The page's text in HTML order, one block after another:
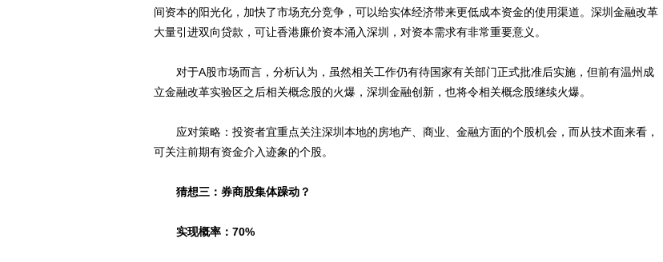
间资本的阳光化，加快了市场充分竞争，可以给实体经济带来更低成本资金的使用渠道。深圳金融改革
大量引进双向贷款，可让香港廉价资本涌入深圳，对资本需求有非常重要意义。
对于A股市场而言，分析认为，虽然相关工作仍有待国家有关部门正式批准后实施，但前有温州成
立金融改革实验区之后相关概念股的火爆，深圳金融创新，也将令相关概念股继续火爆。
应对策略：投资者宜重点关注深圳本地的房地产、商业、金融方面的个股机会，而从技术面来看，
可关注前期有资金介入迹象的个股。
猜想三：券商股集体躁动？
实现概率：70%